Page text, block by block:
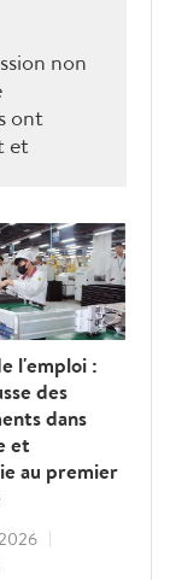
non
ont
et
à
l'emploi :
des
dans
et
au premier